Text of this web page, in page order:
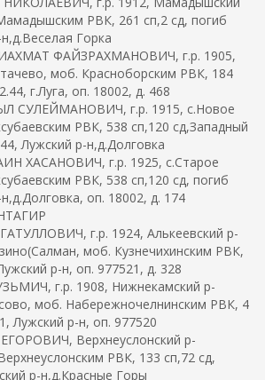
РВК, 261 сп,2 сд, погиб
Горка
ФАЙЗРАХМАНОВИЧ, г.р. 1905,
моб. Красноборским РВК, 184
г.Луга, оп. 18002, д. 468
СУЛЕЙМАНОВИЧ, г.р. 1915, с.Новое
РВК, 538 сп,120 сд,Западный
Лужский р-н,д.Долговка
ХАСАНОВИЧ, г.р. 1925, с.Старое
РВК, 538 сп,120 сд, погиб
оп. 18002, д. 174
г.р. 1924, Алькеевский р-
моб. Кузнечихинским РВК,
р-н, оп. 977521, д. 328
г.р. 1908, Нижнекамский р-
моб. Набережночелнинским РВК, 4
Лужский р-н, оп. 977520
Верхнеуслонский р-
РВК, 133 сп,72 сд,
р-н,д.Красные Горы